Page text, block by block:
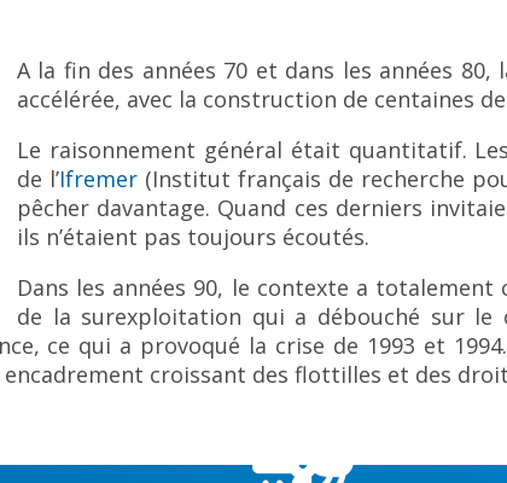
A la fin des années 70 et dans les années
accélérée, avec la construction de centaines
Le raisonnement général était quantitatif.
de l’Ifremer (Institut français de recherche
pêcher davantage. Quand ces derniers
ils n’étaient pas toujours écoutés.
Dans les années 90, le contexte a totalement
de la surexploitation qui a débouché sur le
ce qui a provoqué la crise de 1993 et
croissant des flottilles et des